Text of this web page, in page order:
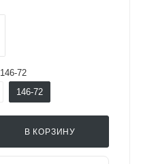
146-72
146-72
В КОРЗИНУ